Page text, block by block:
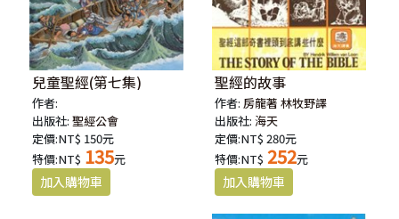
兒童聖經(第七集)
作者:
出版社:聖經公會
定價:NT$ 150元
特價:NT$ 135元
聖經的故事
作者:房龍著 林牧野譯
出版社:海天
定價:NT$ 280元
特價:NT$ 252元